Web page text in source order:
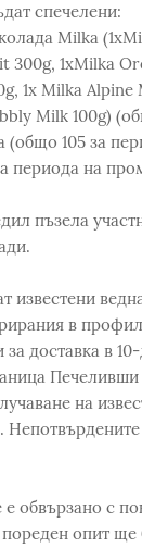
спечелени:
Milka
300g, 1xMilka
1x Milka
Milk 100g)
(общо 105 за
периода на
пъзела
известени
в
за доставка в
на
е обвързано с
опит ще